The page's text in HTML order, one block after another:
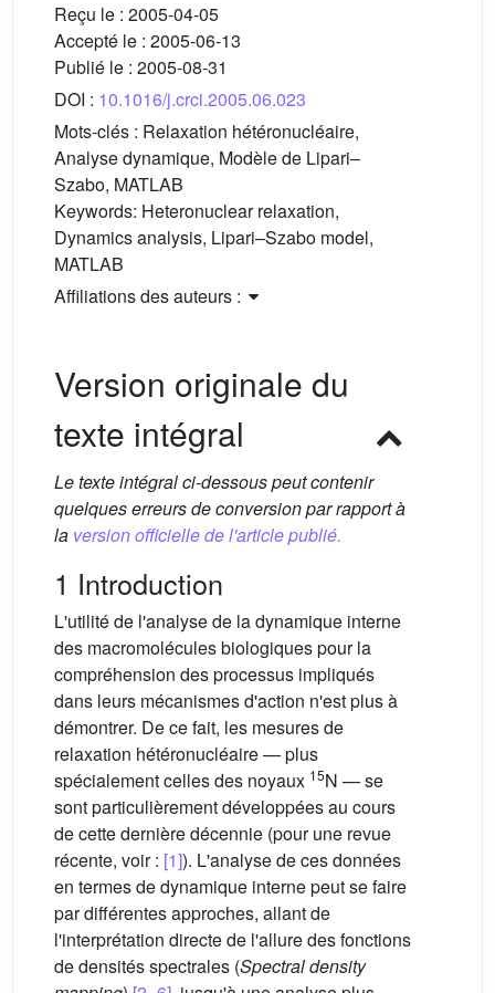
Reçu le : 2005-04-05
Accepté le : 2005-06-13
Publié le : 2005-08-31
DOI : 10.1016/j.crci.2005.06.023
Mots-clés : Relaxation hétéronucléaire,
Analyse dynamique, Modèle de Lipari–
Szabo, MATLAB
Keywords: Heteronuclear relaxation,
Dynamics analysis, Lipari–Szabo model,
MATLAB
Affiliations des auteurs :
Version originale du
texte intégral
Le texte intégral ci-dessous peut contenir
quelques erreurs de conversion par rapport à
la version officielle de l'article publié.
1 Introduction
L'utilité de l'analyse de la dynamique interne
des macromolécules biologiques pour la
compréhension des processus impliqués
dans leurs mécanismes d'action n'est plus à
démontrer. De ce fait, les mesures de
relaxation hétéronucléaire — plus
spécialement celles des noyaux 15N — se
sont particulièrement développées au cours
de cette dernière décennie (pour une revue
récente, voir : [1]). L'analyse de ces données
en termes de dynamique interne peut se faire
par différentes approches, allant de
l'interprétation directe de l'allure des fonctions
de densités spectrales (Spectral density